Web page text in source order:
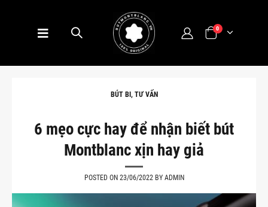
0
BÚT BI , TƯ VẤN
6 mẹo cực hay để nhận biết bút
Montblanc xịn hay giả
POSTED ON 23/06/2022 BY ADMIN